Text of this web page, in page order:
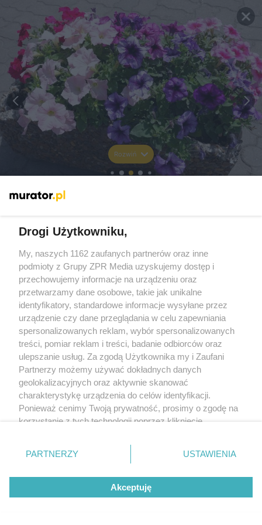
Rozwiń
Drogi Użytkowniku,
My, naszych 1162 zaufanych partnerów oraz inne
podmioty z Grupy ZPR Media uzyskujemy dostęp i
przechowujemy informacje na urządzeniu oraz
przetwarzamy dane osobowe, takie jak unikalne
identyfikatory, standardowe informacje wysyłane przez
urządzenie czy dane przeglądania w celu zapewniania
spersonalizowanych reklam, wybór spersonalizowanych
treści, pomiar reklam i treści, badanie odbiorców oraz
ulepszanie usług. Za zgodą Użytkownika my i Zaufani
Partnerzy możemy używać dokładnych danych
geolokalizacyjnych oraz aktywnie skanować
charakterystykę urządzenia do celów identyfikacji.
Ponieważ cenimy Twoją prywatność, prosimy o zgodę na
korzystanie z tych technologii poprzez kliknięcie
zmienić/wycofać klikając przycisk ustawień prywatności
znajdujący się w lewym dolnym rogu strony
rodzaje przetwarzania danych nie wymagają zgody
użytkownika, ale masz prawo sprzeciwić się takiemu
przetwarzaniu. Preferencje będą miały zastosowanie tylko
PARTNERZY USTAWIENIA
Akceptuję